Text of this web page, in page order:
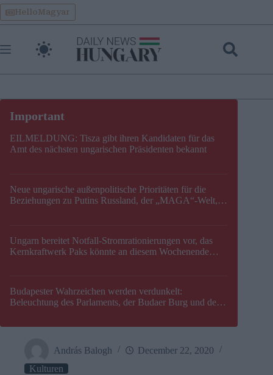
Skip
to
content
HelloMagyar
EILMELDUNG: Tisza gibt ihren Kandidaten für das
Amt des nächsten ungarischen Präsidenten bekannt
Neue ungarische außenpolitische Prioritäten für die
Beziehungen zu Putins Russland, der „MAGA“-Welt,
Ungarn bereitet Notfall-Stromrationierungen vor, das
Kernkraftwerk Paks könnte an diesem Wochenende
Budapester Wahrzeichen werden verdunkelt:
Beleuchtung des Parlaments, der Budaer Burg und der
András Balogh
December 22, 2020
Kulturen